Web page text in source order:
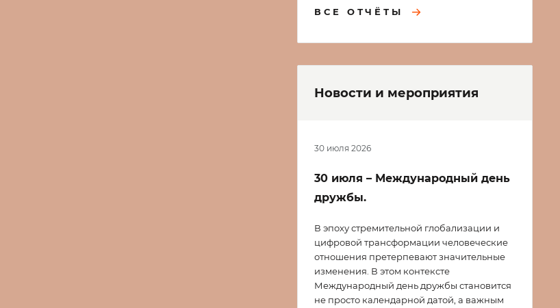
ВСЕ ОТЧЁТЫ
Новости и мероприятия
30 июля 2026
30 июля – Международный день
дружбы.
В эпоху стремительной глобализации и
цифровой трансформации человеческие
отношения претерпевают значительные
изменения. В этом контексте
Международный день дружбы становится
не просто календарной датой, а важным